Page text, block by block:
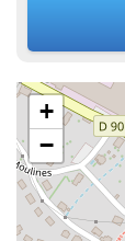
+
−